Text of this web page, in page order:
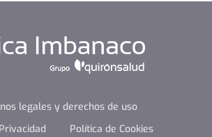
legales y derechos de uso
Política de Cookies